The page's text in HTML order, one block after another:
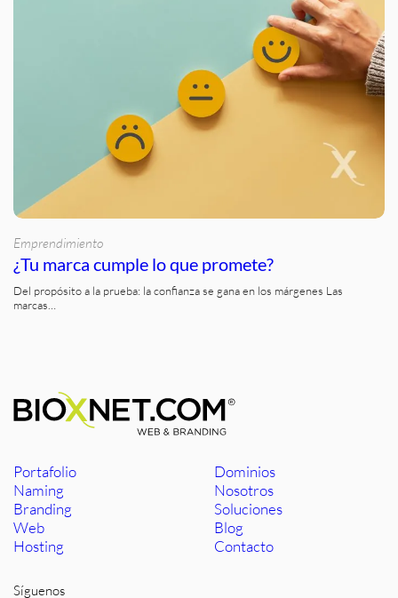
Emprendimiento
¿Tu marca cumple lo que promete?
Del propósito a la prueba: la confianza se gana en los márgenes Las
marcas…
Portafolio
Naming
Branding
Web
Hosting
Dominios
Nosotros
Soluciones
Blog
Contacto
Síguenos